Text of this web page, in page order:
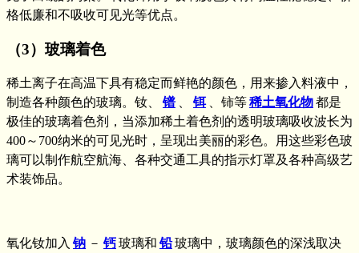
格低廉和不吸收可见光等优点。
（3）玻璃着色
稀土离子在高温下具有稳定而鲜艳的颜色，用来掺入料液中，
制造各种颜色的玻璃。钕、
镨 铒 、铈等稀土氧化物都是
极佳的玻璃着色剂，当添加稀土着色剂的透明玻璃吸收波长为
400～700纳米的可见光时，呈现出美丽的彩色。用这些彩色玻
璃可以制作航空航海、各种交通工具的指示灯罩及各种高级艺
术装饰品。
氧化钕加入 钠 － 钙玻璃和 铅玻璃中，玻璃颜色的深浅取决